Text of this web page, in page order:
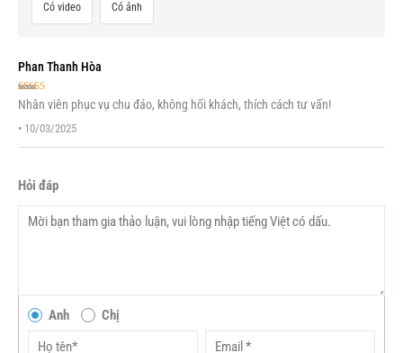
Có video Có ảnh
Phan Thanh Hòa
Được xếp
hạng5 5 sao
Nhân viên phục vụ chu đáo, không hối khách, thích cách tư vấn!
• 10/03/2025
Hỏi đáp
Anh Chị